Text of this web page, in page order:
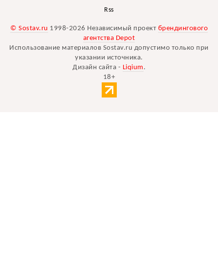
Rss
© Sostav.ru 1998-2026 Независимый проект брендингового
агентства Depot
Использование материалов Sostav.ru допустимо только при
указании источника.
Дизайн сайта - Liqium .
18+